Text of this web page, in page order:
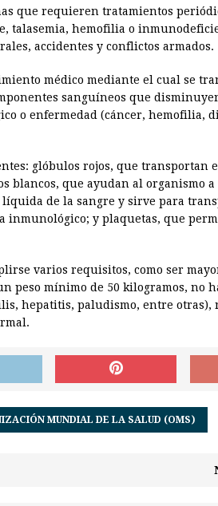
que requieren tratamientos
talasemia, hemofilia o
accidentes y conflictos armados.
médico mediante el cual se
sanguíneos que
o enfermedad (cáncer, hemofilia,
glóbulos rojos, que transportan
blancos, que ayudan al organismo
de la sangre y sirve para
inmunológico; y plaquetas, que
varios requisitos, como ser
peso mínimo de 50 kilogramos, no
hepatitis, paludismo, entre otras),
MUNDIAL DE LA SALUD (OMS)